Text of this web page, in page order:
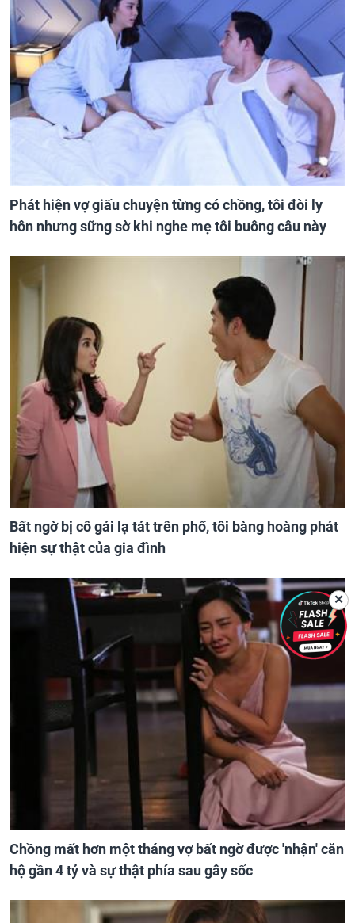
Phát hiện vợ giấu chuyện từng có chồng, tôi đòi ly
hôn nhưng sững sờ khi nghe mẹ tôi buông câu này
Bất ngờ bị cô gái lạ tát trên phố, tôi bàng hoàng phát
hiện sự thật của gia đình
Chồng mất hơn một tháng vợ bất ngờ được 'nhận' căn
hộ gần 4 tỷ và sự thật phía sau gây sốc
✕